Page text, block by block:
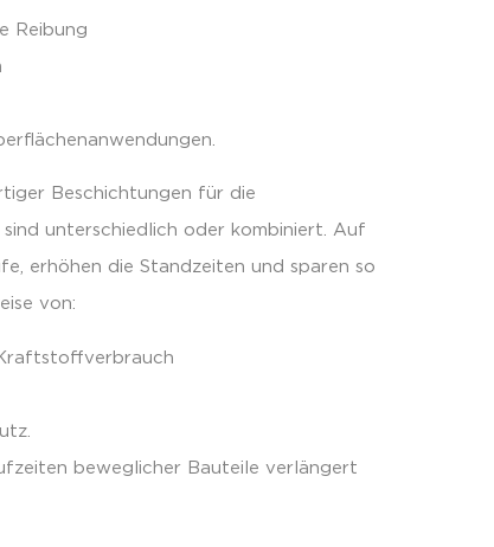
Reibung
Beschichtungen für die
unterschiedlich oder kombiniert. Auf
erhöhen die Standzeiten und sparen so
von:
beweglicher Bauteile verlängert